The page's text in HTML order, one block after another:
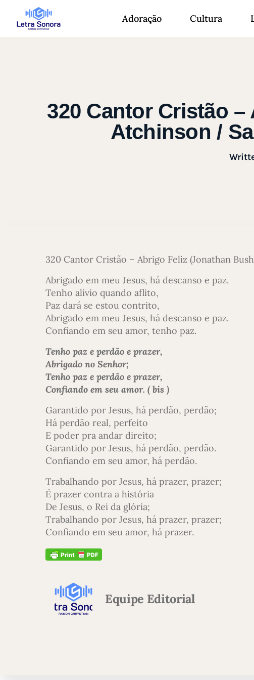
Adoração Cultura
320 Cantor Cristão
Atchinson /
320 Cantor Cristão – Abrigo Feliz (Jonathan
Abrigado em meu Jesus, há descanso e paz.
Tenho alívio quando aflito,
Paz dará se estou contrito,
Abrigado em meu Jesus, há descanso e paz.
Confiando em seu amor, tenho paz.
Tenho paz e perdão e prazer,
Abrigado no Senhor;
Tenho paz e perdão e prazer,
Confiando em seu amor. ( bis )
Garantido por Jesus, há perdão, perdão;
Há perdão real, perfeito
E poder pra andar direito;
Garantido por Jesus, há perdão, perdão.
Confiando em seu amor, há perdão.
Trabalhando por Jesus, há prazer, prazer;
É prazer contra a história
De Jesus, o Rei da glória;
Trabalhando por Jesus, há prazer, prazer;
Confiando em seu amor, há prazer.
Equipe Editorial